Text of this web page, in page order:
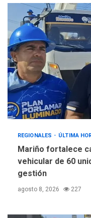
REGIONALES ÚLTIMA
Mariño fortalece
vehicular de 60
gestión
agosto 8, 2026 227